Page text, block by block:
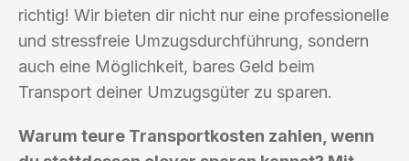
richtig! Wir bieten dir nicht nur eine professionelle
und stressfreie Umzugsdurchführung, sondern
auch eine Möglichkeit, bares Geld beim
Transport deiner Umzugsgüter zu sparen.
Warum teure Transportkosten zahlen, wenn